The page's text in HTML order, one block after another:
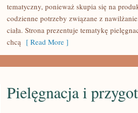
tematyczny, ponieważ skupia się na
codzienne potrzeby związane z
ciała. Strona prezentuje tematykę
chcą [ Read More ]
Pielęgnacja i